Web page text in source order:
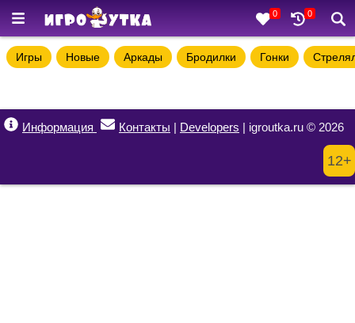
0 0
Игры Новые Аркады Бродилки Гонки
Информация Контакты | Developers | igroutka.ru © 2026
12+